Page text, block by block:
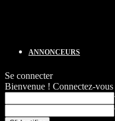
ANNONCEURS
Se connecter
Bienvenue ! Connectez-